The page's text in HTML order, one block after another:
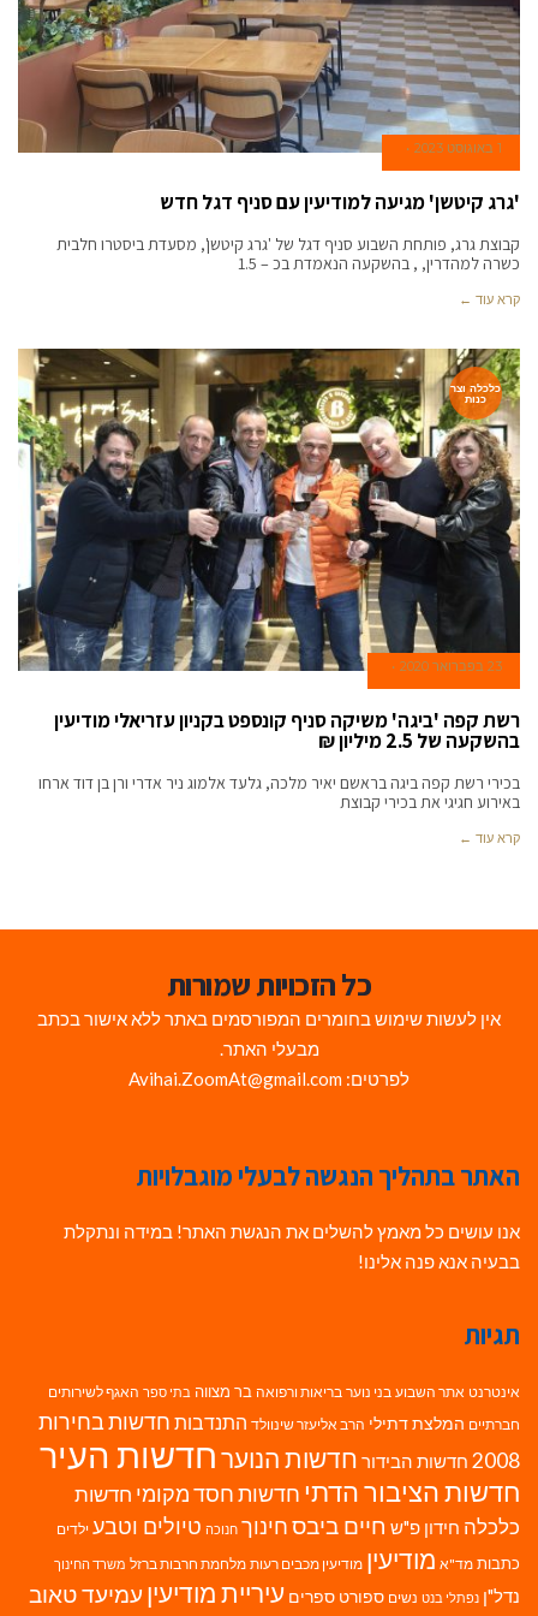
1 באוגוסט 2023
'גרג קיטשן' מגיעה למודיעין עם סניף דגל חדש
קבוצת גרג, פותחת השבוע סניף דגל של 'גרג קיטשן', מסעדת ביסטרו חלבית
כשרה למהדרין, , בהשקעה הנאמדת בכ – 1.5
קרא עוד ←
כלכלה וצר
כנות
23 בפברואר 2020
רשת קפה 'ביגה' משיקה סניף קונספט בקניון עזריאלי מודיעין
בהשקעה של 2.5 מיליון ₪
בכירי רשת קפה ביגה בראשם יאיר מלכה, גלעד אלמוג ניר אדרי ורן בן דוד ארחו
באירוע חגיגי את בכירי קבוצת
קרא עוד ←
כל הזכויות שמורות
אין לעשות שימוש בחומרים המפורסמים באתר ללא אישור בכתב
מבעלי האתר.
לפרטים: Avihai.ZoomAt@gmail.com
האתר בתהליך הנגשה לבעלי מוגבלויות
אנו עושים כל מאמץ להשלים את הנגשת האתר! במידה ונתקלת
בבעיה אנא פנה אלינו!
תגיות
אינטרנט אתר השבוע בני נוער בריאות ורפואה בר מצווה בתי ספר האגף לשירותים
חברתיים המלצת דתילי הרב אליעזר שינוולד התנדבות חדשות בחירות
2008 חדשות הבידור חדשות הנוערחדשות העיר
חדשות הציבור הדתי חדשות חסד מקומי חדשות
כלכלה חידון פ"ש חיים ביבסחינוך חנוכה טיולים וטבע ילדים
כתבות מד"א מודיעין מודיעין מכבים רעות מלחמת חרבות ברזל משרד החינוך
נדל"ן נפתלי בנט נשים ספורט ספרים עיריית מודיעין עמיעד טאוב